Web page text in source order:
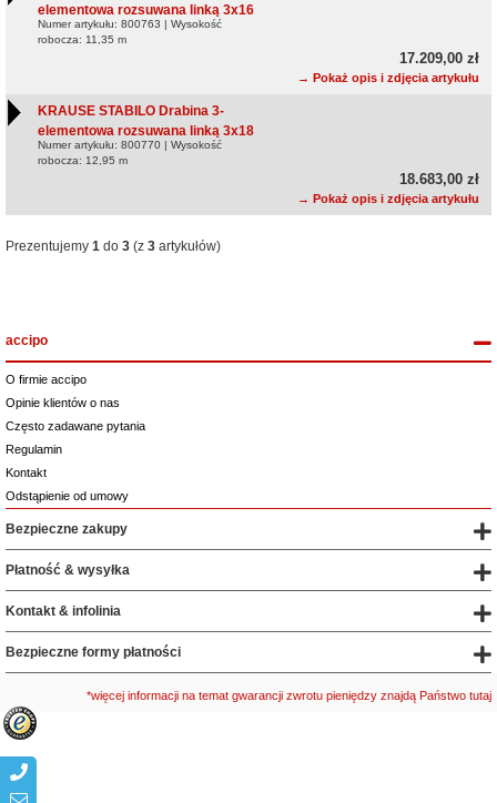
elementowa rozsuwana linką 3x16
Numer artykułu: 800763 | Wysokość
robocza: 11,35 m
17.209,00 zł
→ Pokaż opis i zdjęcia artykułu
KRAUSE STABILO Drabina 3-
elementowa rozsuwana linką 3x18
Numer artykułu: 800770 | Wysokość
robocza: 12,95 m
18.683,00 zł
→ Pokaż opis i zdjęcia artykułu
Prezentujemy 1 do 3 (z 3 artykułów)
accipo
O firmie accipo
Opinie klientów o nas
Często zadawane pytania
Regulamin
Kontakt
Odstąpienie od umowy
Bezpieczne zakupy
Płatność & wysyłka
Kontakt & infolinia
Bezpieczne formy płatności
*więcej informacji na temat gwarancji zwrotu pieniędzy znajdą Państwo tutaj